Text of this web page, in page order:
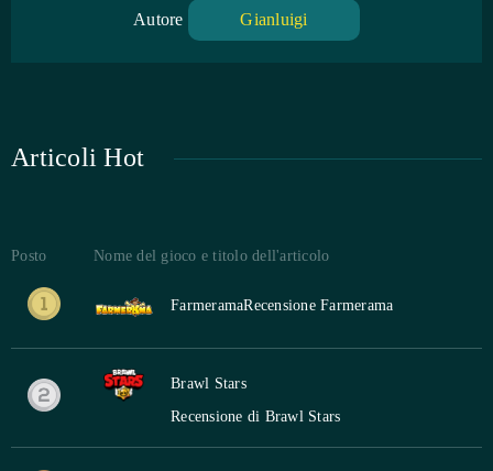
Autore Gianluigi
Articoli Hot
Posto Nome del gioco e titolo dell'articolo
FarmeramaRecensione Farmerama
Brawl Stars
Recensione di Brawl Stars